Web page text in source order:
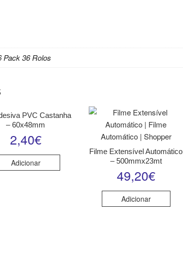
Pack 36 Rolos
PVC Castanha
– 60x48mm
2,40€
Adicionar
Filme Extensível Automático
– 500mmx23mt
49,20€
Adicionar